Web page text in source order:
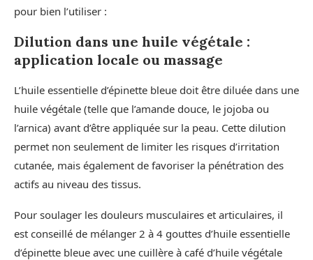
pour bien l’utiliser :
Dilution dans une huile végétale :
application locale ou massage
L’huile essentielle d’épinette bleue doit être diluée dans une
huile végétale (telle que l’amande douce, le jojoba ou
l’arnica) avant d’être appliquée sur la peau. Cette dilution
permet non seulement de limiter les risques d’irritation
cutanée, mais également de favoriser la pénétration des
actifs au niveau des tissus.
Pour soulager les douleurs musculaires et articulaires, il
est conseillé de mélanger 2 à 4 gouttes d’huile essentielle
d’épinette bleue avec une cuillère à café d’huile végétale